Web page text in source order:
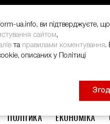
вдома: дієвий спосіб
Global Teacher Prize-2026
ПОЛІТИКА ЕКОНОМІКА
ua.info, ви підтверджуєте, що
сайтом,
та правилами коментування.
описаних у Політиці